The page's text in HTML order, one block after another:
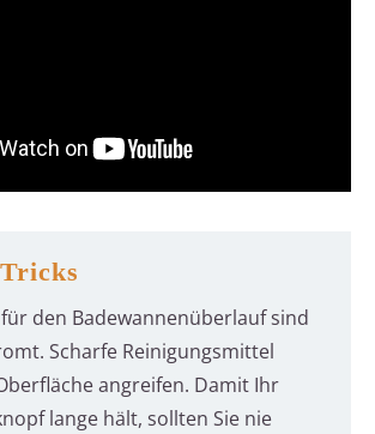
den Badewannenüberlauf sind
Scharfe Reinigungsmittel
angreifen. Damit Ihr
lange hält, sollten Sie nie